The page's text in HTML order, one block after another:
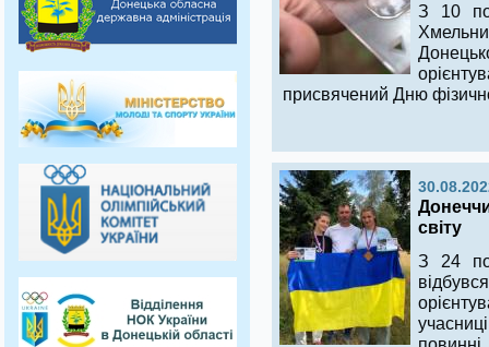
З 10
присвячений Дню
світу
З 24 по